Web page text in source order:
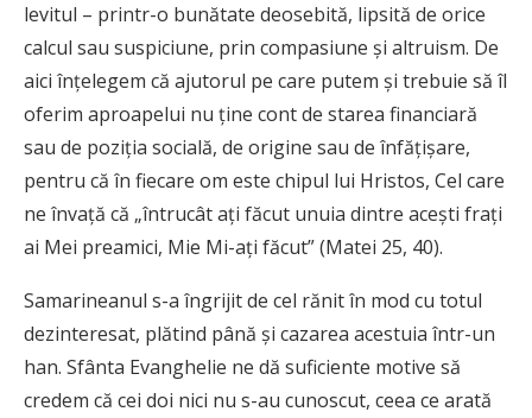
levitul – printr-o bunătate deosebită, lipsită de orice
calcul sau suspiciune, prin compasiune și altruism. De
aici înțelegem că ajutorul pe care putem și trebuie să îl
oferim aproapelui nu ține cont de starea financiară
sau de poziția socială, de origine sau de în­fă­țișare,
pentru că în fiecare om este chipul lui Hristos, Cel care
ne învață că „întrucât ați făcut unuia dintre acești frați
ai Mei preamici, Mie Mi-ați făcut” (Matei 25, 40).
Samarineanul s-a îngrijit de cel rănit în mod cu totul
dezinteresat, plătind până și cazarea acestuia într-un
han. Sfânta Evanghelie ne dă suficiente motive să
credem că cei doi nici nu s-au cunoscut, ceea ce arată